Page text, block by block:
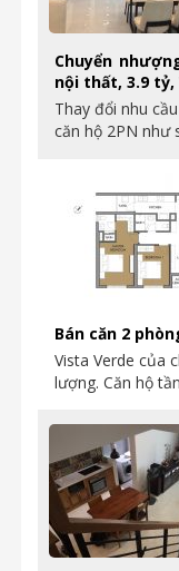
Chuyển
nội thất, 3.9 tỷ,
Thay đổi nhu
căn hộ 2PN như
Bán căn 2
Vista Verde của
lượng. Căn hộ